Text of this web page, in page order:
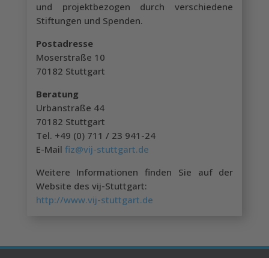
und projektbezogen durch verschiedene
Stiftungen und Spenden.
Postadresse
Moserstraße 10
70182 Stuttgart
Beratung
Urbanstraße 44
70182 Stuttgart
Tel. +49 (0) 711 / 23 941-24
E-Mail fiz@vij-stuttgart.de
Weitere Informationen finden Sie auf der
Website des vij-Stuttgart:
http://www.vij-stuttgart.de